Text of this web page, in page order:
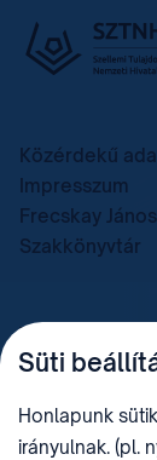
Közérdekű
Impresszum
Frecskay János
Szakkönyvtár
TELEFON
+36 (1) 312
CÍM
Süti
Honlapunk
irányulnak. (pl.